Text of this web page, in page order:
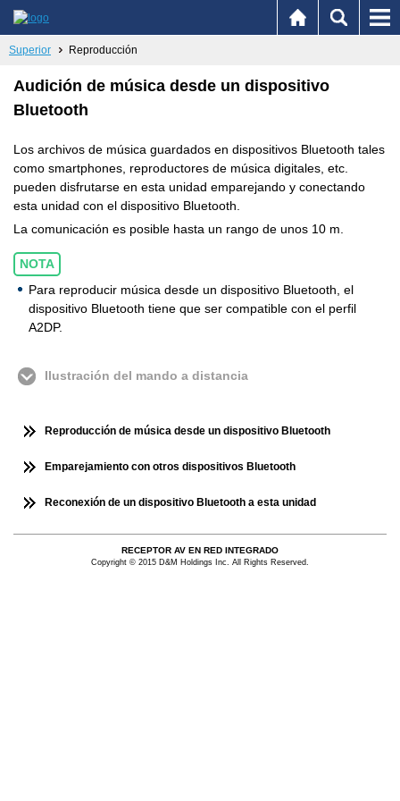
Superior Reproducción
Audición de música desde un dispositivo
Bluetooth
Los archivos de música guardados en dispositivos Bluetooth tales
como smartphones, reproductores de música digitales, etc.
pueden disfrutarse en esta unidad emparejando y conectando
esta unidad con el dispositivo Bluetooth.
La comunicación es posible hasta un rango de unos 10 m.
NOTA
Para reproducir música desde un dispositivo Bluetooth, el
dispositivo Bluetooth tiene que ser compatible con el perfil
A2DP.
Ilustración del mando a distancia
Reproducción de música desde un dispositivo Bluetooth
Emparejamiento con otros dispositivos Bluetooth
Reconexión de un dispositivo Bluetooth a esta unidad
RECEPTOR AV EN RED INTEGRADO
Copyright © 2015 D&M Holdings Inc. All Rights Reserved.